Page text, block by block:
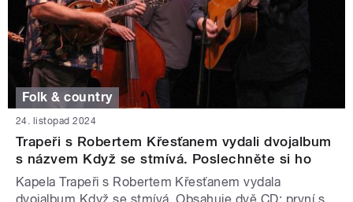
Folk & country
24. listopad 2024
Trapeři s Robertem Křesťanem vydali dvojalbum
s názvem Když se stmívá. Poslechněte si ho
Kapela Trapeři s Robertem Křesťanem vydala